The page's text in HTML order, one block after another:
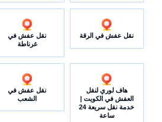
نقل عفش في الرقة
نقل عفش في
غرناطة
هاف لوري لنقل
العفش في الكويت |
خدمة نقل سريعة 24
ساعة
نقل عفش في
الشعب